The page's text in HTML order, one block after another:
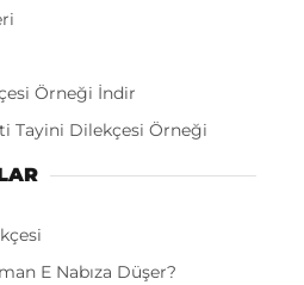
Örneği İndir
Tayini Dilekçesi Örneği
E Nabıza Düşer?